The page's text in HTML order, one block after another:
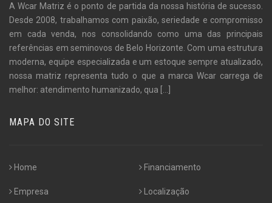
A Wcar Matriz é o ponto de partida da nossa história de sucesso.
Desde 2008, trabalhamos com paixão, seriedade e compromisso
em cada venda, nos consolidando como uma das principais
referências em seminovos de Belo Horizonte. Com uma estrutura
moderna, equipe especializada e um estoque sempre atualizado,
nossa matriz representa tudo o que a marca Wcar carrega de
melhor: atendimento humanizado, qua [...]
MAPA DO SITE
Home
Empresa
Financiamento
Localização